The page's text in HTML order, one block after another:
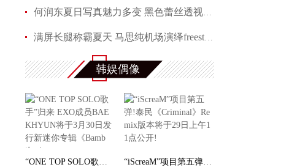
何润东夏日写真魅力多变 黑色蕾丝透视西装性感吸
满屏长腿称霸夏天 马思纯机场演绎freestyle
赵芮曝全新写真 笑靥如花展现十足冻龄魅力
韩娱偶像
“ONE TOP SOLO歌手”归来 EXO成员BAEKHYUN将于 “iScreaM”项目第五弹!泰民《Criminal》Remix